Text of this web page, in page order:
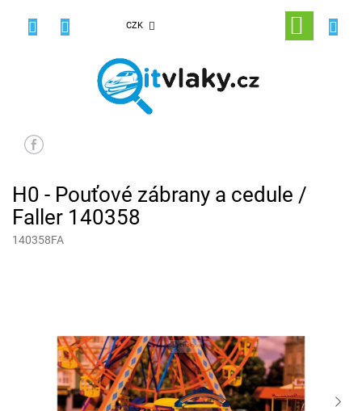
CZK
NÁKUPNÍ
KOŠÍK
H0 - Pouťové zábrany a cedule /
Faller 140358
140358FA